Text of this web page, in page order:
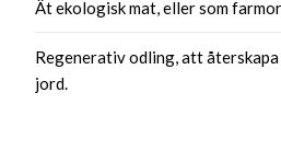
Ät ekologisk mat, eller som
Regenerativ odling, att
jord.